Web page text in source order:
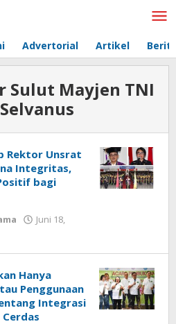
Advertorial Artikel
Sulut Mayjen TNI
Rektor Unsrat
Integritas,
bagi
Juni 18,
Hanya
Penggunaan
Integrasi